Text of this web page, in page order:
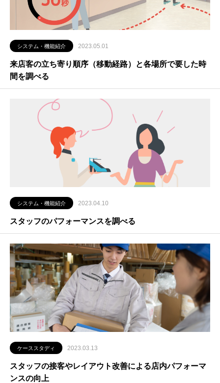
システム・機能紹介 2023.05.01
来店客の立ち寄り順序（移動経路）と各場所で要した時
間を調べる
システム・機能紹介 2023.04.10
スタッフのパフォーマンスを調べる
ケーススタディ 2023.03.13
スタッフの接客やレイアウト改善による店内パフォーマ
ンスの向上